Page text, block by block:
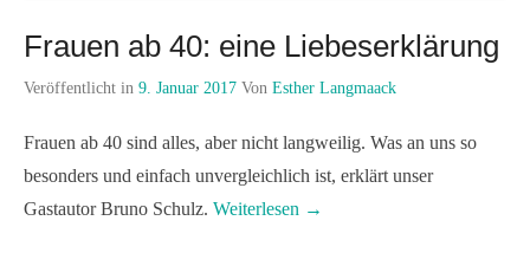
Frauen ab 40: eine Liebeserklärung
Veröffentlicht in 9. Januar 2017 Von Esther Langmaack
Frauen ab 40 sind alles, aber nicht langweilig. Was an uns so
besonders und einfach unvergleichlich ist, erklärt unser
Gastautor Bruno Schulz. Weiterlesen →